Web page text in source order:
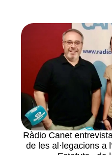
Ràdio Canet
de les al·legacions a